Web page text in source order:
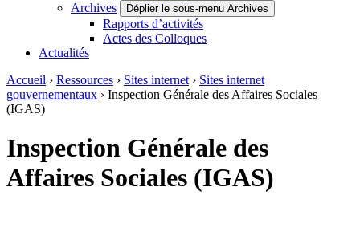
Archives
Déplier le sous-menu Archives
Rapports d’activités
Actes des Colloques
Actualités
Accueil › Ressources › Sites internet › Sites internet
gouvernementaux › Inspection Générale des Affaires Sociales
(IGAS)
Inspection Générale des
Affaires Sociales (IGAS)